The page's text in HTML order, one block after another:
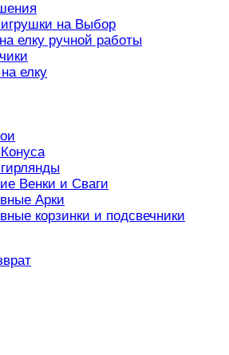
на Выбор
елку ручной работы
елку
Венки и Сваги
Арки
корзинки и подсвечники